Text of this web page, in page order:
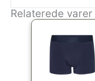
Relaterede varer